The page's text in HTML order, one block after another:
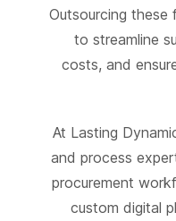
Outsourcing these
to streamline
costs, and
At Lasting
and process
procurement
custom digital